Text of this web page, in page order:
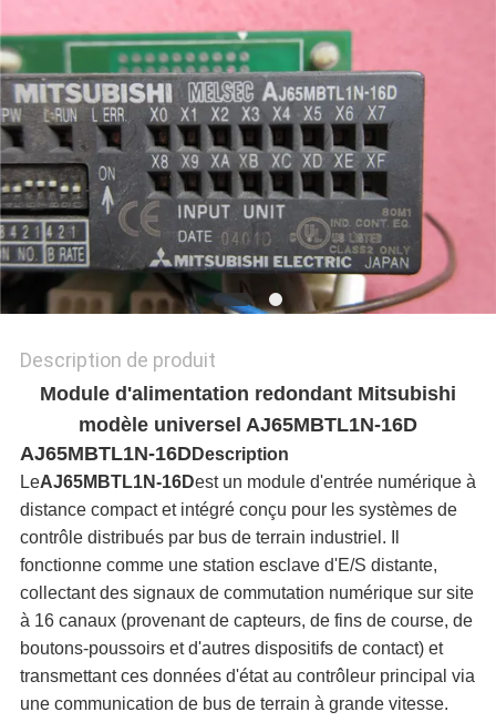
DEMANDE
DE
SOUMISSION
PLAN
DU
SITE
POLITIQUE
EN
MATIÈRE
DE
PROTECTION
DE
Description de produit
Module d'alimentation redondant Mitsubishi
modèle universel AJ65MBTL1N-16D
AJ65MBTL1N-16DDescription
LeAJ65MBTL1N-16Dest un module d'entrée numérique à
distance compact et intégré conçu pour les systèmes de
contrôle distribués par bus de terrain industriel. Il
fonctionne comme une station esclave d'E/S distante,
collectant des signaux de commutation numérique sur site
à 16 canaux (provenant de capteurs, de fins de course, de
boutons-poussoirs et d'autres dispositifs de contact) et
transmettant ces données d'état au contrôleur principal via
une communication de bus de terrain à grande vitesse.